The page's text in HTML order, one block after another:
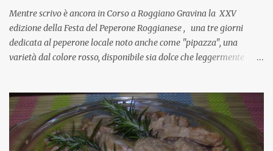
Si, concordo! …addirittura si dice...
Mentre scrivo è ancora in Corso a Roggiano Gravina la XXV
edizione della Festa del Peperone Roggianese , una tre giorni
dedicata al peperone locale noto anche come "pipazza", una
varietà dal colore rosso, disponibile sia dolce che leggermente
(Pat) della Calabria. Un ingrediente versatile in cucina, utilizzato
fresco o essiccato in ricette della tradizione o in piatti innovativi.
Durante la prima serata dell'evento abbiamo avuto prova della
versatilità di questo ingrediente durante il "2° Concorso